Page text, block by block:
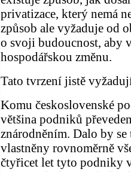
privatizace, který nemá
způsob ale vyžaduje od
o svoji budoucnost, aby
hospodářskou změnu.
Tato tvrzení jistě
Komu československé
většina podniků
znárodněním. Dalo by
vlastněny rovnoměrně
čtyřicet let tyto podniky